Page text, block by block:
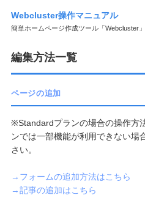
Webcluster操作マニュアル
簡単ホームページ作成ツール「Webcluster
HOME
フォームの編集
ブログの編集
編集方法一覧
ページの追加
※Standardプランの場合の操作方
ンでは一部機能が利用できない場
さい。
→フォームの追加方法はこちら
→記事の追加はこちら